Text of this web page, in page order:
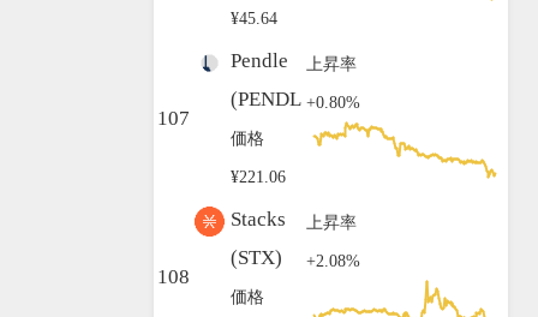
¥45.64
107
Pendle
(PENDLE)
価格
¥221.06
上昇率
+0.80%
108
Stacks
(STX)
価格
上昇率
+2.08%